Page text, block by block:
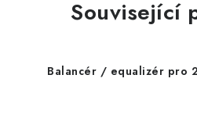
Související
Balancér / equalizér pro